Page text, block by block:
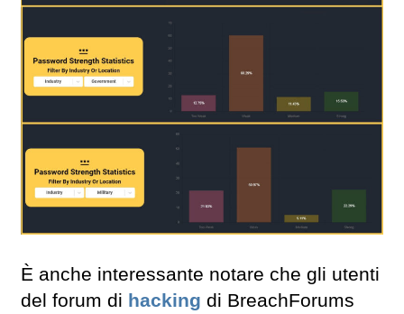
È anche interessante notare che gli utenti
del forum di hacking di BreachForums